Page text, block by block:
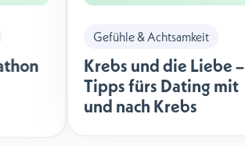
Gefühle & Achtsamkeit
Krebs und die Liebe –
Tipps fürs Dating mit
und nach Krebs